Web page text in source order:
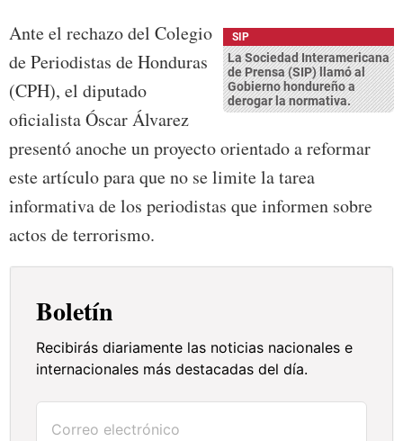
SIP
La Sociedad Interamericana
de Prensa (SIP) llamó al
Gobierno hondureño a
derogar la normativa.
Ante el rechazo del Colegio
de Periodistas de Honduras
(CPH), el diputado
oficialista Óscar Álvarez
presentó anoche un proyecto orientado a reformar
este artículo para que no se limite la tarea
informativa de los periodistas que informen sobre
actos de terrorismo.
Boletín
Recibirás diariamente las noticias nacionales e
internacionales más destacadas del día.